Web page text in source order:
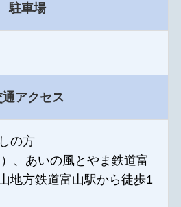
駐車場
通アクセス
の方
、あいの風とやま鉄道富
地方鉄道富山駅から徒歩1